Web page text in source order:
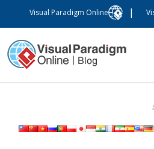
Visual Paradigm Online